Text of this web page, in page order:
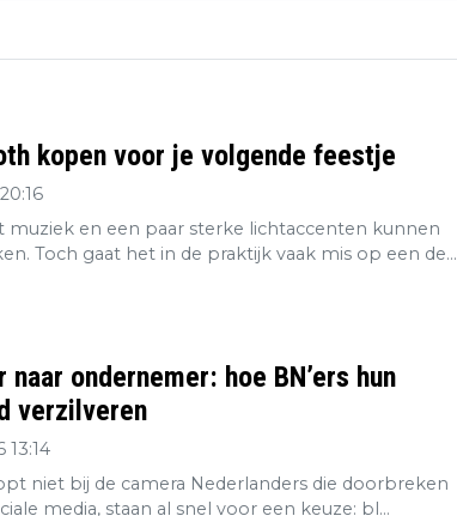
kopen voor je volgende feestje
muziek en een paar sterke lichtaccenten kunnen
Toch gaat het in de praktijk vaak mis op een de...
ondernemer: hoe BN’ers hun
verzilveren
13:14
niet bij de camera Nederlanders die doorbreken
media, staan al snel voor een keuze: bl...